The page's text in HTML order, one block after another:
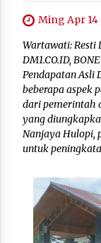
Ming Apr 14
Wartawati: Resti
DM1.CO.ID,
Pendapatan Asli
beberapa aspek
dari pemerintah
yang
Nanjaya Hulopi,
untuk